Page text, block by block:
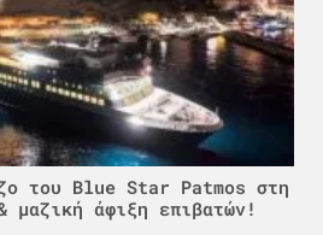
του Blue Star Patmos στη
μαζική άφιξη επιβατών!